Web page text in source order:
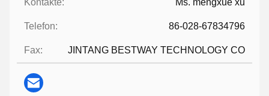
Kontakte: Ms. mengxue xu
Telefon: 86-028-67834796
Fax: JINTANG BESTWAY TECHNOLOGY CO